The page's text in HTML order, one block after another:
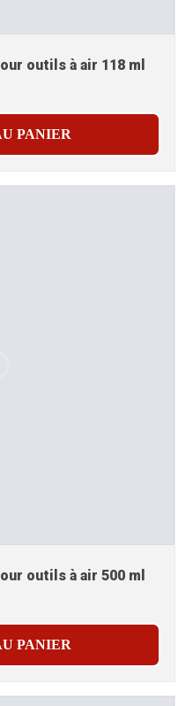
outils à air 118 ml
PANIER
outils à air 500 ml
PANIER